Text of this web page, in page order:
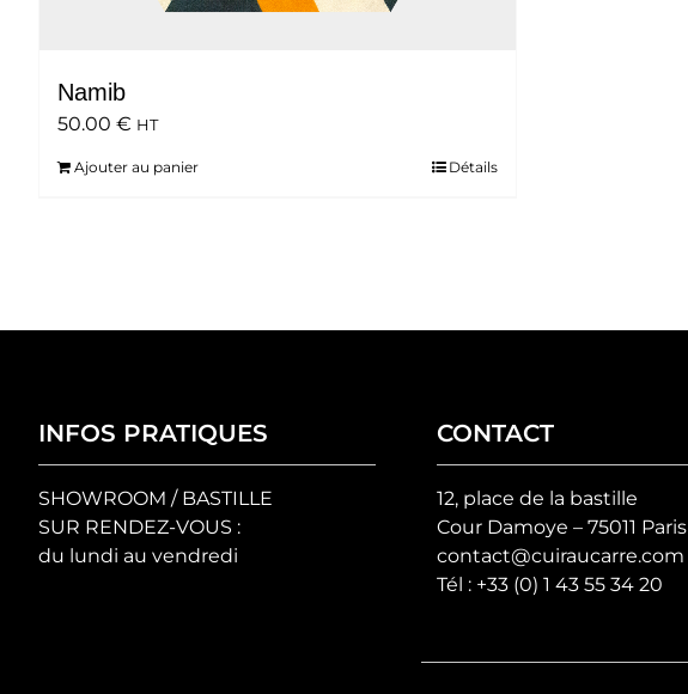
Namib
50.00 € HT
Ajouter au panier Détails
INFOS PRATIQUES
SHOWROOM / BASTILLE
SUR RENDEZ-VOUS :
du lundi au vendredi
CONTACT
12, place de la bastille
Cour Damoye – 75011 Paris
contact@cuiraucarre.com
Tél : +33 (0) 1 43 55 34 20